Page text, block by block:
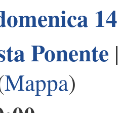
Ponente
Mappa)